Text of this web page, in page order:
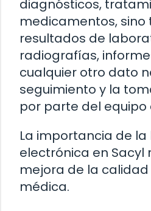
diagnósticos,
medicamentos, sino
resultados de
radiografías,
cualquier otro dato
seguimiento y la
por parte del equipo
La importancia de
electrónica en Sacyl
mejora de la
médica.